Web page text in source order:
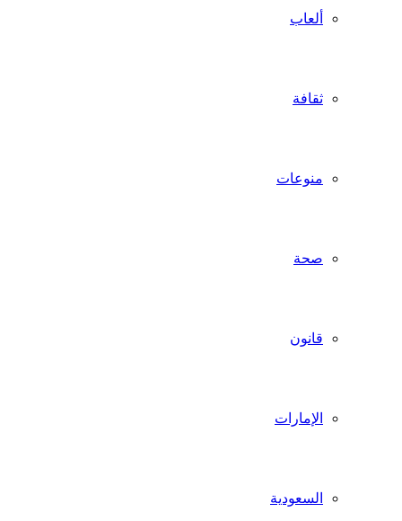
ألعاب
ثقافة
منوعات
صحة
قانون
الإمارات
السعودية